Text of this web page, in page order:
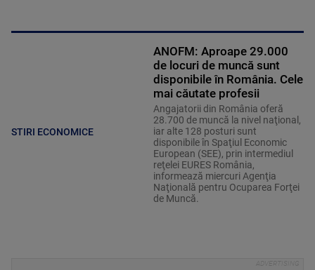
STIRI ECONOMICE
ANOFM: Aproape 29.000
de locuri de muncă sunt
disponibile în România. Cele
mai căutate profesii
Angajatorii din România oferă
28.700 de muncă la nivel naţional,
iar alte 128 posturi sunt
disponibile în Spaţiul Economic
European (SEE), prin intermediul
reţelei EURES România,
informează miercuri Agenţia
Naţională pentru Ocuparea Forţei
de Muncă.